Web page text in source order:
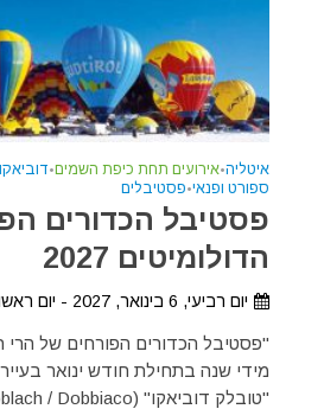
איטליה•אירועים תחת כיפת השמים•דוביאקו
ספורט ופנאי•פסטיבלים
פסטיבל הכדורים
הדולומיטים 2027
יום רביעי, 6 בינואר, 2027 - יום ראשון, 10 בינואר, 2027
"פסטיבל הכדורים הפורחים של הרי
מידי שנה בתחילת חודש ינואר
"טובלק דוביאקו" (Toblach / Dobbiaco)...